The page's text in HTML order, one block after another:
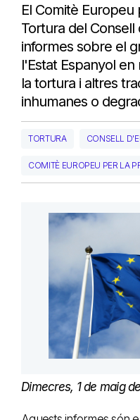
El Comitè
Tortura del
informes sobre el
l'Estat Espanyol
la tortura i altres
inhumanes o
TORTURA CONSELL
COMITÈ EUROPEU PER LA
Dimecres, 1 de maig